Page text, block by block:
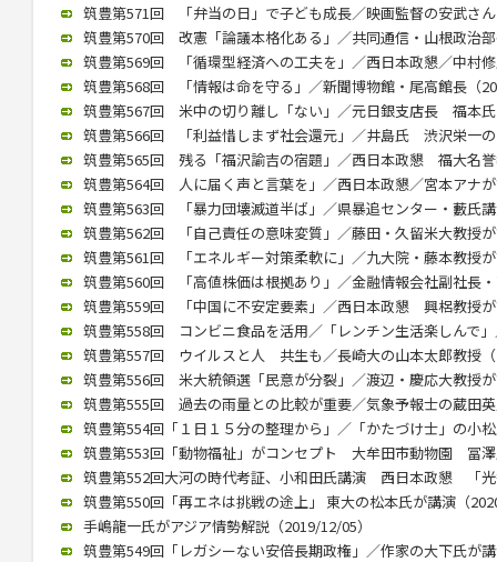
筑豊第571回 「弁当の日」で子ども成長／映画監督の安武さ
筑豊第570回 改憲「論議本格化ある」／共同通信・山根政治
筑豊第569回 「循環型経済への工夫を」／西日本政懇／中村
筑豊第568回 「情報は命を守る」／新聞博物館・尾高館長（
筑豊第567回 米中の切り離し「ない」／元日銀支店長 福本
筑豊第566回 「利益惜しまず社会還元」／井島氏 渋沢栄一
筑豊第565回 残る「福沢諭吉の宿題」／西日本政懇 福大名
筑豊第564回 人に届く声と言葉を」／西日本政懇／宮本アナ
筑豊第563回 「暴力団壊滅道半ば」／県暴追センター・藪氏
筑豊第562回 「自己責任の意味変質」／藤田・久留米大教授
筑豊第561回 「エネルギー対策柔軟に」／九大院・藤本教授
筑豊第560回 「高値株価は根拠あり」／金融情報会社副社長
筑豊第559回 「中国に不安定要素」／西日本政懇 興梠教授
筑豊第558回 コンビニ食品を活用／「レンチン生活楽しんで
筑豊第557回 ウイルスと人 共生も／長崎大の山本太郎教授
筑豊第556回 米大統領選「民意が分裂」／渡辺・慶応大教授
筑豊第555回 過去の雨量との比較が重要／気象予報士の蔵田
筑豊第554回「１日１５分の整理から」／「かたづけ士」の小
筑豊第553回「動物福祉」がコンセプト 大牟田市動物園 冨
筑豊第552回大河の時代考証、小和田氏講演 西日本政懇 「
筑豊第550回「再エネは挑戦の途上」 東大の松本氏が講演（
手嶋龍一氏がアジア情勢解説（2019/12/05）
筑豊第549回「レガシーない安倍長期政権」／作家の大下氏が